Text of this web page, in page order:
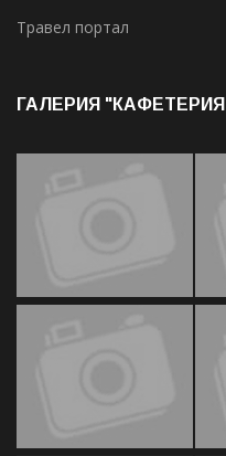
Травел портал
ГАЛЕРИЯ